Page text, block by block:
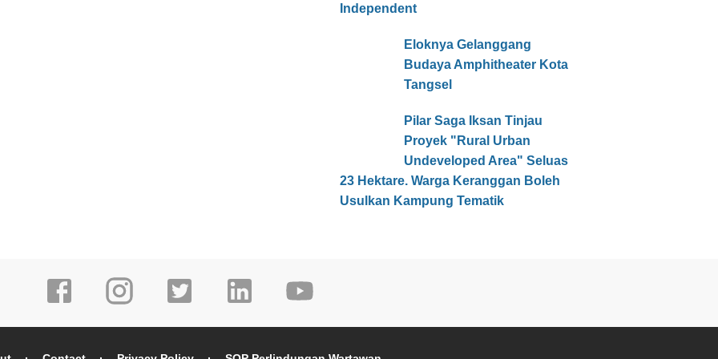
Independent
Eloknya Gelanggang
Budaya Amphitheater Kota
Tangsel
Pilar Saga Iksan Tinjau
Proyek "Rural Urban
Undeveloped Area" Seluas
23 Hektare. Warga Keranggan Boleh
Usulkan Kampung Tematik